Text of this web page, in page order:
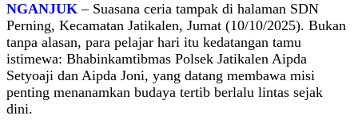
NGANJUK – Suasana ceria tampak di halaman SDN
Perning, Kecamatan Jatikalen, Jumat (10/10/2025). Bukan
tanpa alasan, para pelajar hari itu kedatangan tamu
istimewa: Bhabinkamtibmas Polsek Jatikalen Aipda
Setyoaji dan Aipda Joni, yang datang membawa misi
penting menanamkan budaya tertib berlalu lintas sejak
dini.